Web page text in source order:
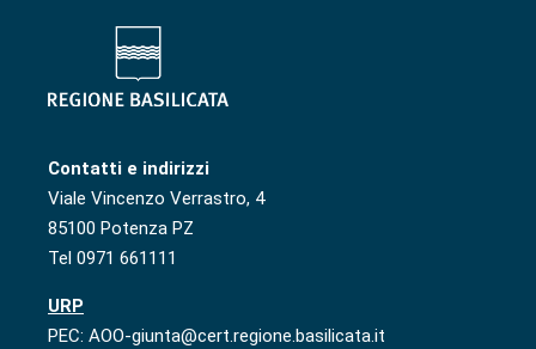
Contatti e indirizzi
Viale Vincenzo Verrastro, 4
85100 Potenza PZ
Tel 0971 661111
URP
PEC: AOO-giunta@cert.regione.basilicata.it